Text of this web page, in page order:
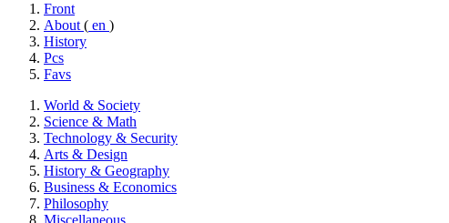
Front
About ( en )
History
Pcs
Favs
World & Society
Science & Math
Technology & Security
Arts & Design
History & Geography
Business & Economics
Philosophy
Miscellaneous